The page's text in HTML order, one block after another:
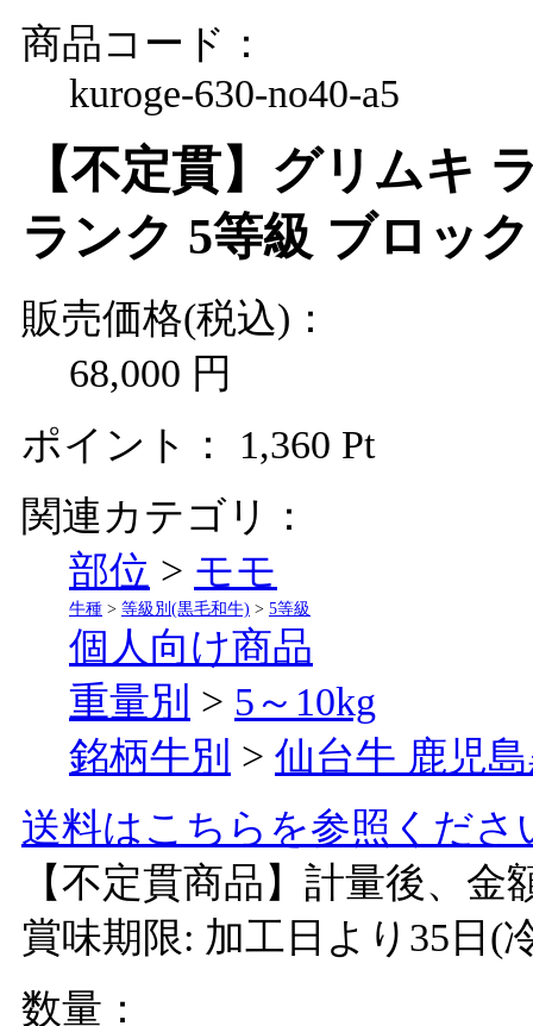
商品コード：
kuroge-630-no40-a5
【不定貫】グリムキ
ランク 5等級 ブロッ
販売価格(税込)：
68,000 円
ポイント： 1,360 Pt
関連カテゴリ：
部位 > モモ
牛種 > 等級別(黒毛和牛) > 5等級
個人向け商品
重量別 > 5～10kg
銘柄牛別 > 仙台牛 鹿児
送料はこちらを参照くださ
【不定貫商品】計量後、金
賞味期限: 加工日
数量：